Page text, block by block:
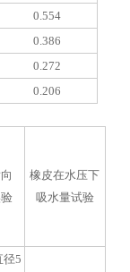
0.554
0.386
0.272
0.206
橡皮在水压下
吸水量试验
径5